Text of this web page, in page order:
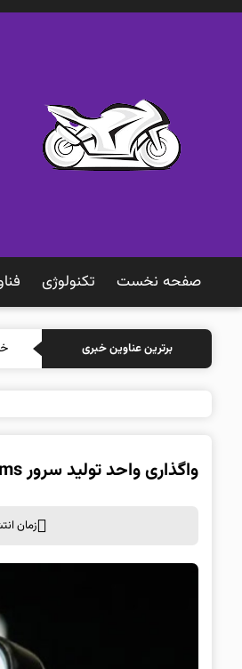
صفحه نخست تکنولوژی
برترین عناوین خبری
واگذاری واحد تولید سرور ZT Systems توسط AMD به Sanmina با معامله‌ای ۳ میلیارد دلاری
زمان انتشار: 20 می